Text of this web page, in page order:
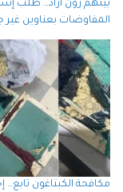
بينهم رون آراد… طلب
المفاوضات بعناوين غير
مكافحة الكبتاغون